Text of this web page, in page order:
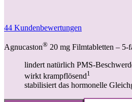
44 Kundenbewertungen
Agnucaston® 20 mg Filmtabletten – 5-
lindert natürlich PMS-
wirkt krampflösend1
stabilisiert das hormonelle